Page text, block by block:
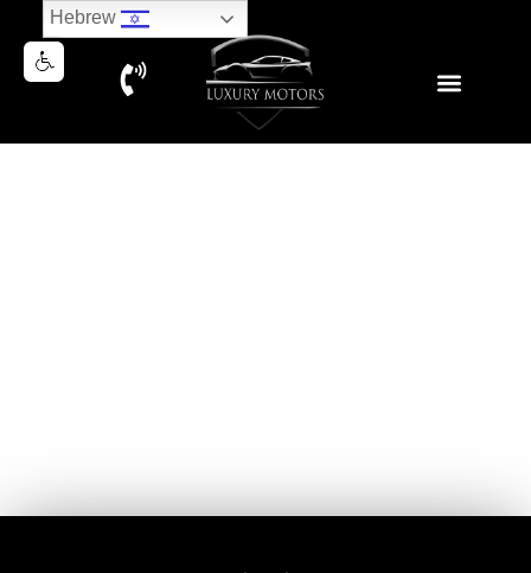
Hebrew